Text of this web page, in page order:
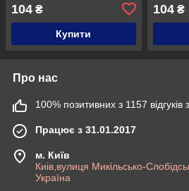
104 ₴
Купити
104₴
Про нас
100% позитивних з 1157 відгуків
Працює з 31.01.2017
м. Київ
Киів,вулиця Микільсько-
Україна